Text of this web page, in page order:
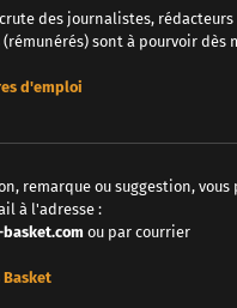
des journalistes, rédacteurs
sont à pourvoir dès
d'emploi
remarque ou suggestion, vous
à l'adresse :
ou par courrier
Basket